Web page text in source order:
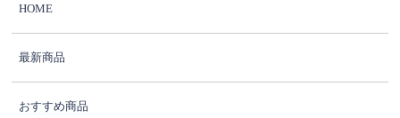
HOME
最新商品
おすすめ商品